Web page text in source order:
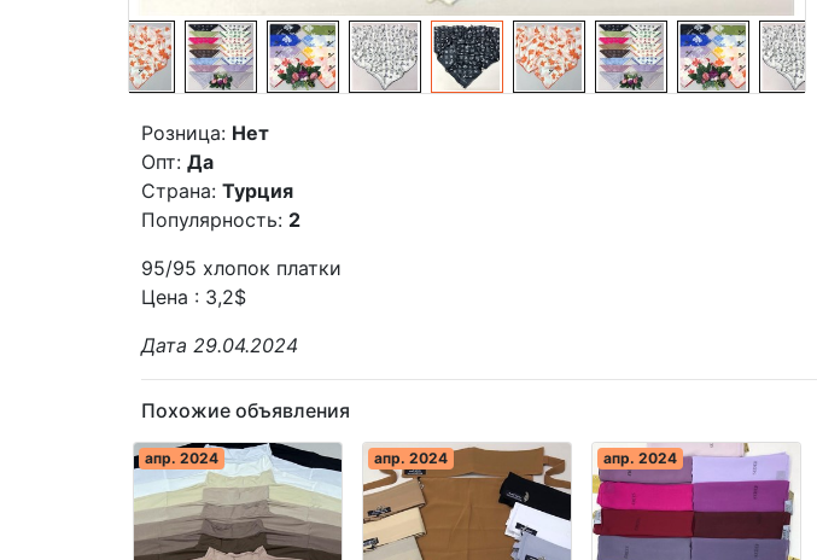
Розница: Нет
Опт: Да
Страна: Турция
Популярность: 2
95/95 хлопок платки
Цена : 3,2$
Дата 29.04.2024
Похожие объявления
апр. 2024 апр. 2024 апр. 2024